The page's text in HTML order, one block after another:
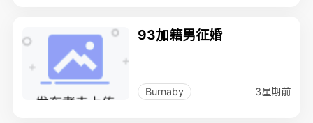
93加籍男征婚
Burnaby 3星期前